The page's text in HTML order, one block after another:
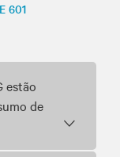
601
estão
de